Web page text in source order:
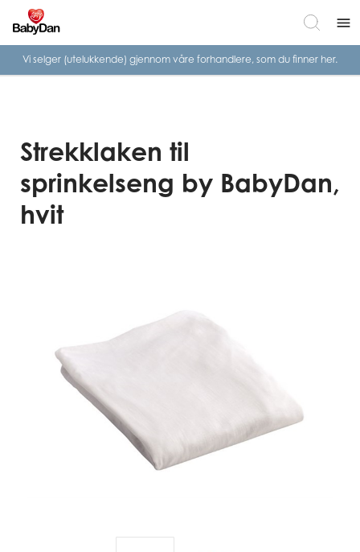
menu
Vi selger (utelukkende) gjennom våre forhandlere, som du finner her.
Strekklaken til
sprinkelseng by BabyDan,
hvit